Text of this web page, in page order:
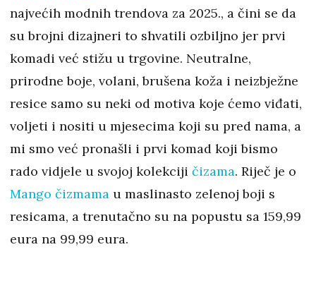
najvećih modnih trendova za 2025., a čini se da
su brojni dizajneri to shvatili ozbiljno jer prvi
komadi već stižu u trgovine. Neutralne,
prirodne boje, volani, brušena koža i neizbježne
resice samo su neki od motiva koje ćemo viđati,
voljeti i nositi u mjesecima koji su pred nama, a
mi smo već pronašli i prvi komad koji bismo
rado vidjele u svojoj kolekciji čizama. Riječ je o
Mango čizmama u maslinasto zelenoj boji s
resicama, a trenutačno su na popustu sa 159,99
eura na 99,99 eura.